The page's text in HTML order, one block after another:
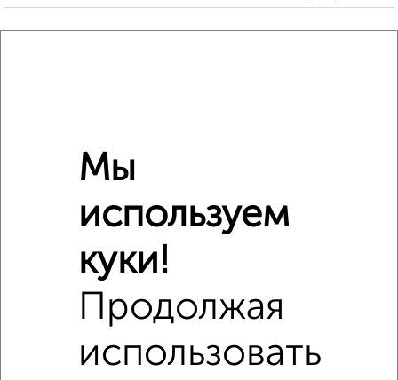
ПоликлиникиМы
используем
куки!
Продолжая
использовать